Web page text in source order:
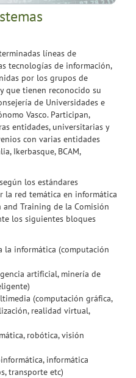
líneas de
tecnologías de información,
por los grupos de
que tienen reconocido su
de Universidades e
Vasco. Participan,
entidades, universitarias y
con varias entidades
Ikerbasque, BCAM,
los estándares
la red temática en informática
Training de la Comisión
los siguientes bloques
la informática (computación
artificial, minería de
(computación gráfica,
realidad virtual,
robótica, visión
informática
transporte etc)